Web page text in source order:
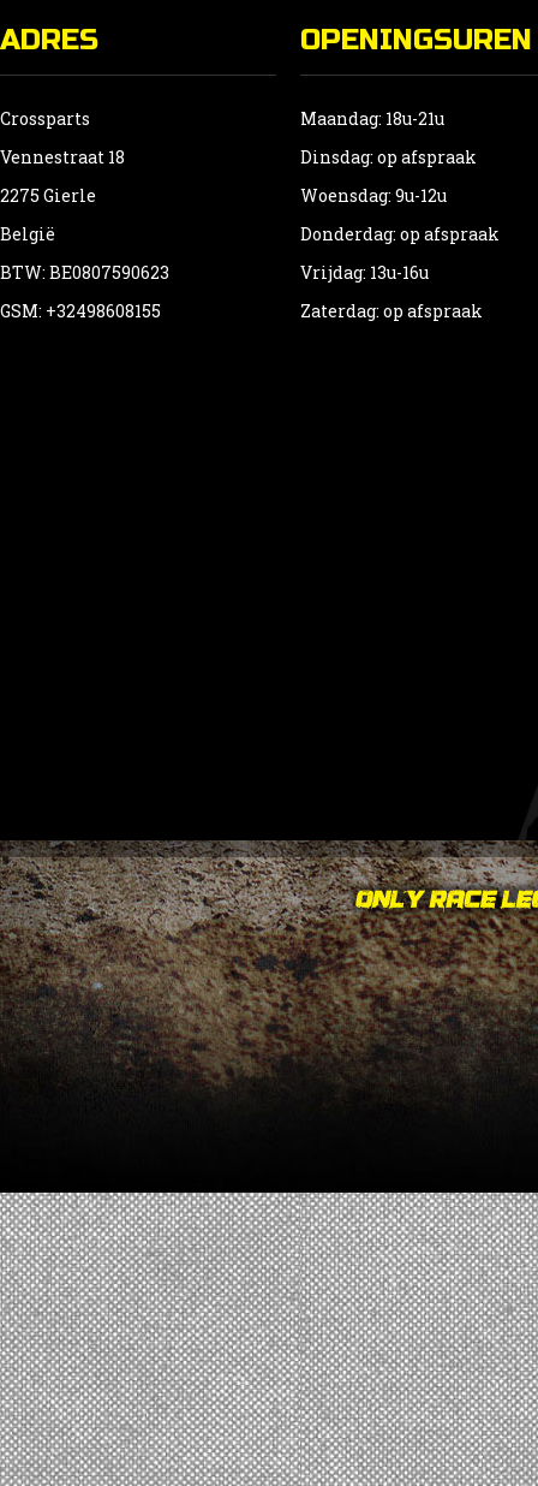
ADRES
Crossparts
Vennestraat 18
2275 Gierle
België
BTW: BE0807590623
GSM: +32498608155
OPENINGSUREN
Maandag: 18u-21u
Dinsdag: op afspraak
Woensdag: 9u-12u
Donderdag: op afspraak
Vrijdag: 13u-16u
Zaterdag: op afspraak